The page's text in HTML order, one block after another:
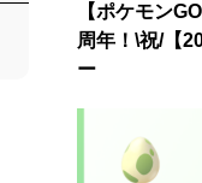
【ポケモン
周年！\祝/【
ー